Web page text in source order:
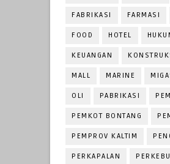
FABRIKASI FARMASI
FOOD HOTEL
KEUANGAN
MALL MARINE
OLI PABRIKASI
PEMKOT BONTANG
PEMPROV KALTIM
PERKAPALAN